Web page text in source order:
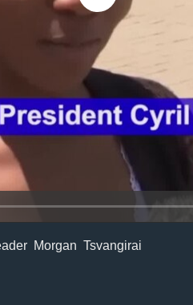
Morgan Tsvangirai